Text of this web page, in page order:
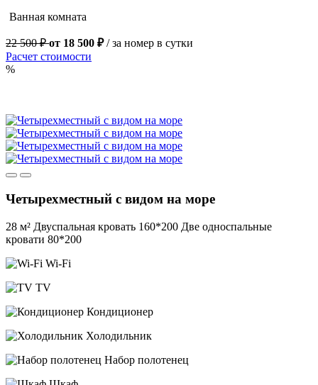
Ванная комната
22 500 ₽от 18 500 ₽/ за номер в сутки
Расчет стоимости
%
Четырехместный с видом на море
28 м² Двуспальная кровать 160*200 Две односпальные
кровати 80*200
Wi-Fi
TV
Кондиционер
Холодильник
Набор полотенец